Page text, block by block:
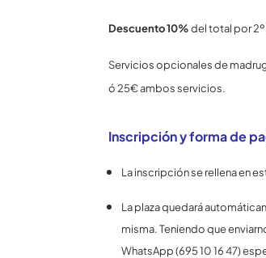
Descuento 10%del total por
Servicios opcionales de
ó 25€ ambos servicios.
Inscripción y forma de
La inscripción se rellena en
La plaza quedará
misma. Teniendo que
WhatsApp (695 10 16 47)